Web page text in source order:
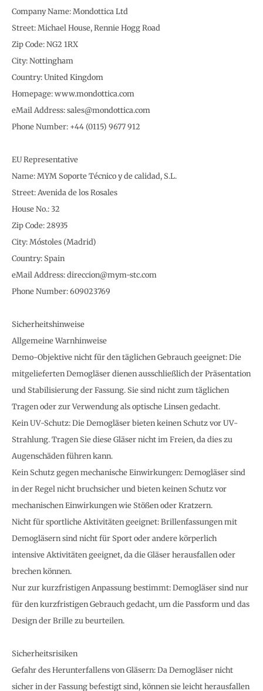
Company Name: Mondottica Ltd
Street: Michael House, Rennie Hogg Road
Zip Code: NG2 1RX
City: Nottingham
Country: United Kingdom
Homepage: www.mondottica.com
eMail Address: sales@mondottica.com
Phone Number: +44 (0115) 9677 912
EU Representative
Name: MYM Soporte Técnico y de calidad, S.L.
Street: Avenida de los Rosales
House No.: 32
Zip Code: 28935
City: Móstoles (Madrid)
Country: Spain
eMail Address: direccion@mym-stc.com
Phone Number: 609023769
Sicherheitshinweise
Allgemeine Warnhinweise
Demo-Objektive nicht für den täglichen Gebrauch geeignet: Die
mitgelieferten Demogläser dienen ausschließlich der Präsentation
und Stabilisierung der Fassung. Sie sind nicht zum täglichen
Tragen oder zur Verwendung als optische Linsen gedacht.
Kein UV-Schutz: Die Demogläser bieten keinen Schutz vor UV-
Strahlung. Tragen Sie diese Gläser nicht im Freien, da dies zu
Augenschäden führen kann.
Kein Schutz gegen mechanische Einwirkungen: Demogläser sind
in der Regel nicht bruchsicher und bieten keinen Schutz vor
mechanischen Einwirkungen wie Stößen oder Kratzern.
Nicht für sportliche Aktivitäten geeignet: Brillenfassungen mit
Demogläsern sind nicht für Sport oder andere körperlich
intensive Aktivitäten geeignet, da die Gläser herausfallen oder
brechen können.
Nur zur kurzfristigen Anpassung bestimmt: Demogläser sind nur
für den kurzfristigen Gebrauch gedacht, um die Passform und das
Design der Brille zu beurteilen.
Sicherheitsrisiken
Gefahr des Herunterfallens von Gläsern: Da Demogläser nicht
sicher in der Fassung befestigt sind, können sie leicht herausfallen